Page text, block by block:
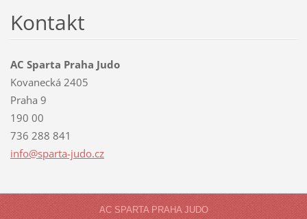
Kontakt
AC Sparta Praha Judo
Kovanecká 2405
Praha 9
190 00
736 288 841
info@sparta-judo.cz
AC SPARTA PRAHA JUDO